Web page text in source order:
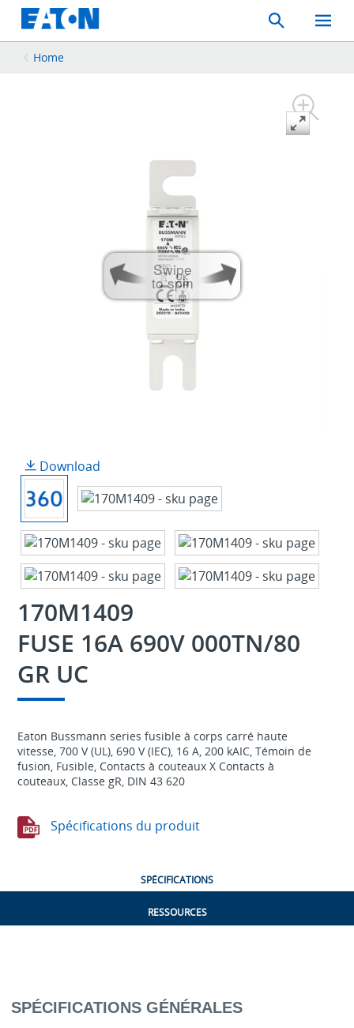
Search
Toggle
Mobile
Home
Swipe
to spin
Download
170M1409
FUSE 16A 690V 000TN/80
GR UC
Eaton Bussmann series fusible à corps carré haute
vitesse, 700 V (UL), 690 V (IEC), 16 A, 200 kAIC, Témoin de
fusion, Fusible, Contacts à couteaux X Contacts à
couteaux, Classe gR, DIN 43 620
Spécifications du produit
SPÉCIFICATIONS
RESSOURCES
SPÉCIFICATIONS GÉNÉRALES